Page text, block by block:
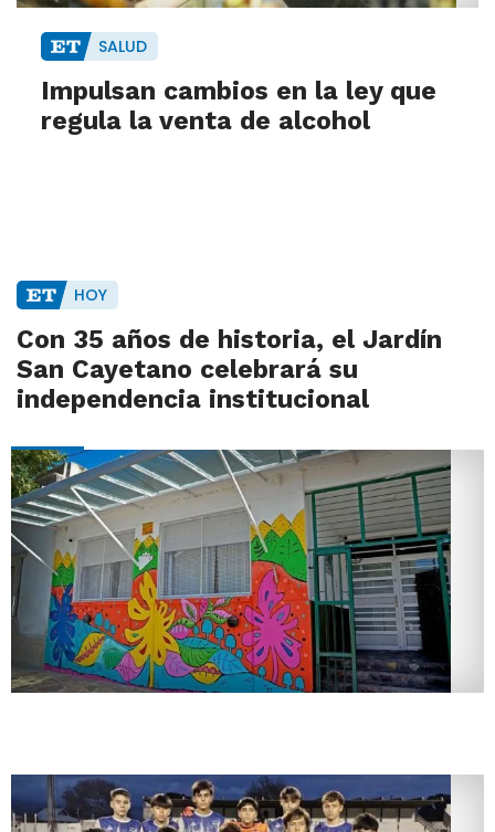
SALUD
Impulsan cambios en la ley que
regula la venta de alcohol
HOY
Con 35 años de historia, el Jardín
San Cayetano celebrará su
independencia institucional